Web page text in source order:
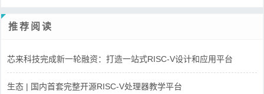
推荐阅读
芯来科技完成新一轮融资：打造一站式RISC-V设计和应用平台
生态 | 国内首套完整开源RISC-V处理器教学平台